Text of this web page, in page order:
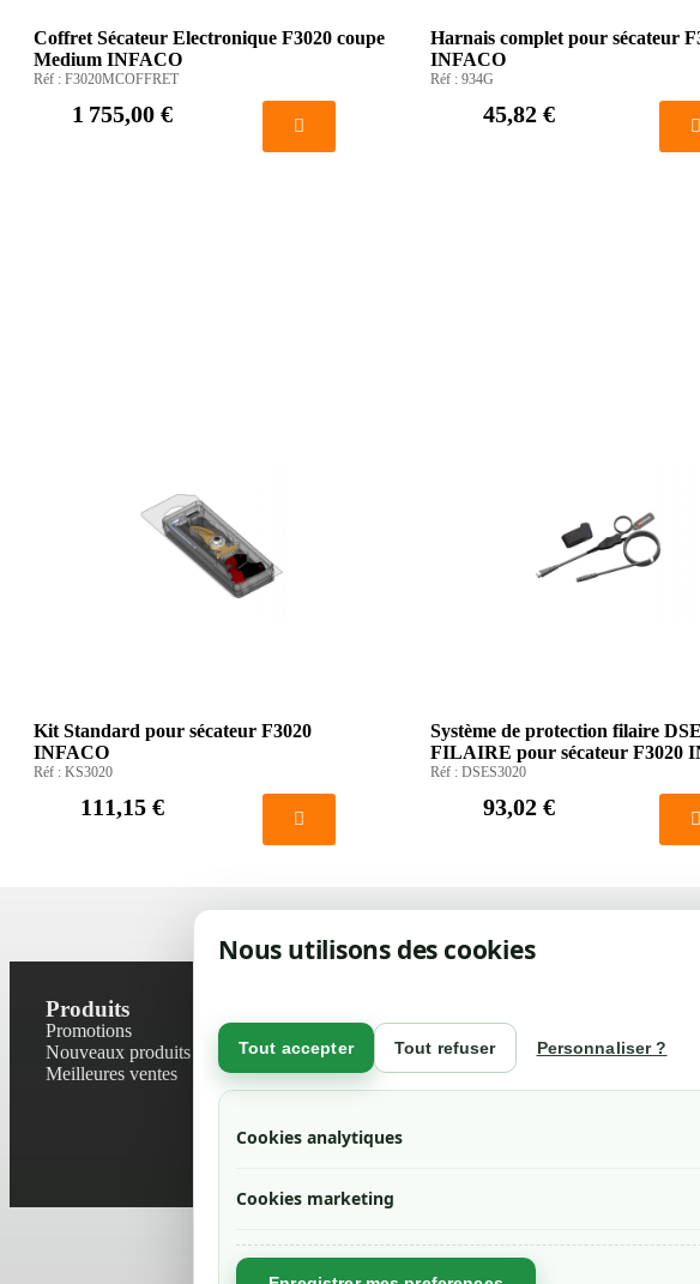
Nous utilisons des cookies
Tout accepter Tout refuser Personnaliser ?
Cookies analytiques
Cookies marketing
Coffret Sécateur Electronique F3020 coupe
Medium INFACO
Réf : F3020MCOFFRET
1 755,00 €
Harnais complet pour sécateur
INFACO
Réf : 934G
45,82 €
Kit Standard pour sécateur F3020
INFACO
Réf : KS3020
111,15 €
Système de protection filaire
FILAIRE pour sécateur F3020
Réf : DSES3020
93,02 €
Produits
Promotions
Nouveaux produits
Meilleures ventes
Contactez-nous
Plan du site
Magasin
Mentions légales